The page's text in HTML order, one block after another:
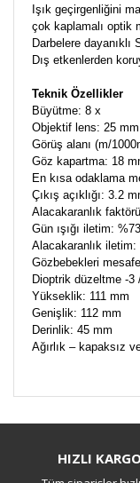
Işık geçirgenliğini
çok kaplamalı optik
Darbelere
Dış etkenlerden
Teknik Özellikler
Büyütme: 8 x
Objektif lens: 25 mm
Görüş alanı (m/
Göz kapartma: 18
En kısa odaklama
Çıkış açıklığı: 3.2
Alacakaranlık
Gün ışığı iletim: %73
Alacakaranlık iletim:
Gözbebekleri
Dioptrik düzeltme -3
Yükseklik: 111 mm
Genişlik: 112 mm
Derinlik: 45 mm
Ağırlık – kapaksız
HIZLI KARGO